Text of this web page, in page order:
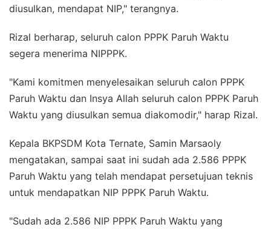
diusulkan, mendapat NIP," terangnya.
Rizal berharap, seluruh calon PPPK Paruh Waktu
segera menerima NIPPPK.
"Kami komitmen menyelesaikan seluruh calon PPPK
Paruh Waktu dan Insya Allah seluruh calon PPPK Paruh
Waktu yang diusulkan semua diakomodir," harap Rizal.
Kepala BKPSDM Kota Ternate, Samin Marsaoly
mengatakan, sampai saat ini sudah ada 2.586 PPPK
Paruh Waktu yang telah mendapat persetujuan teknis
untuk mendapatkan NIP PPPK Paruh Waktu.
"Sudah ada 2.586 NIP PPPK Paruh Waktu yang